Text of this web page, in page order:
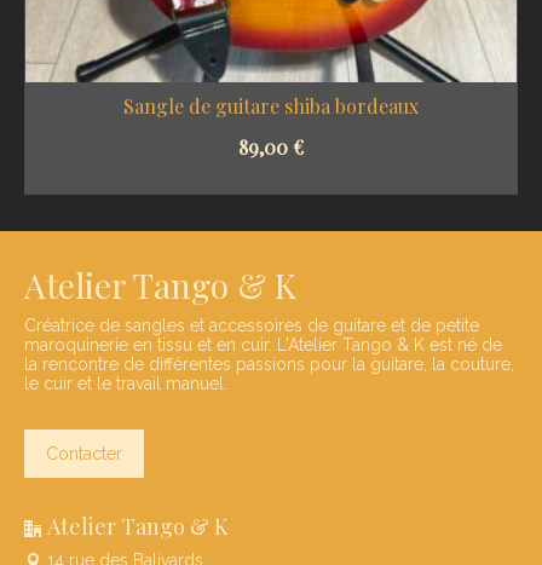
Sangle de guitare shiba bordeaux
89,00 €
Atelier Tango & K
Créatrice de sangles et accessoires de guitare et de petite
maroquinerie en tissu et en cuir. L'Atelier Tango & K est né de
la rencontre de différentes passions pour la guitare, la couture,
le cuir et le travail manuel.
Contacter
Atelier Tango & K
14 rue des Balivards